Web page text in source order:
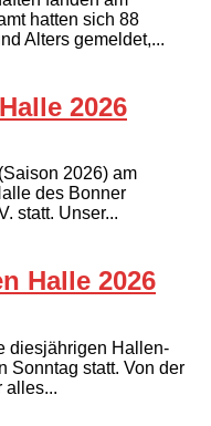
hatten sich 88
Alters gemeldet,...
2026
2026) am
des Bonner
statt. Unser...
Halle 2026
diesjährigen Hallen-
Sonntag statt. Von der
alles...